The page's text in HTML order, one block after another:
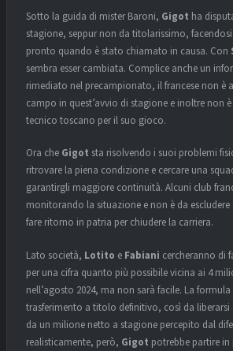
Sotto la guida di mister Baroni, Gigot ha
stagione, seppur non da titolarissimo,
pronto quando è stato chiamato in causa. Con
sembra esser cambiata. Complice anche un
rimediato nel precampionato, il francese non è
campo in quest’avvio di stagione e inoltre non
tecnico toscano per il suo gioco.
Ora che Gigot sta risolvendo i suoi problemi
ritrovare la piena condizione e cercare una
garantirgli maggiore continuità. Alcuni club
monitorando la situazione e non è da escludere
fare ritorno in patria per chiudere la carriera.
Lato società, Lotito e Fabiani cercheranno di
per una cifra quanto più possibile vicina ai 4
nell’agosto 2024, ma non sarà facile. La
trasferimento a titolo definitivo, così da liberarsi
da un milione netto a stagione percepito dal
realisticamente, però, Gigot potrebbe partire in